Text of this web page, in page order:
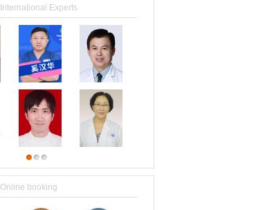
International Experts
Online booking